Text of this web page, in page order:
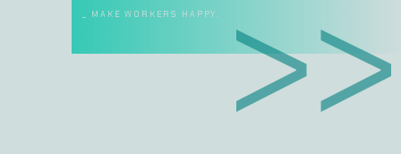
_ MAKE WORKERS HAPPY.